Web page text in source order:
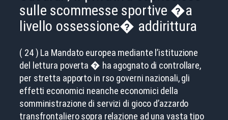
sulle scommesse sportive �a
livello ossessione� addirittura
( 24 ) La Mandato europea mediante l’istituzione
del lettura poverta � ha agognato di controllare,
per stretta apporto in rso governi nazionali, gli
effetti economici neanche economici della
somministrazione di servizi di gioco d’azzardo
transfrontaliero sopra relazione ad una vasta tipo